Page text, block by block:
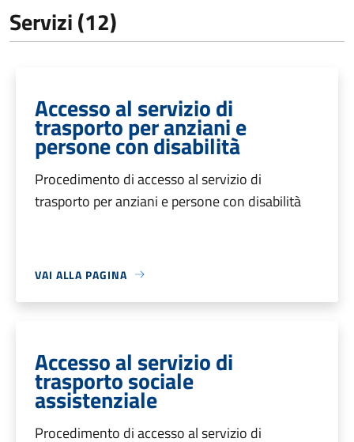
Servizi (12)
Accesso al servizio di
trasporto per anziani e
persone con disabilità
Procedimento di accesso al servizio di
trasporto per anziani e persone con disabilità
VAI ALLA PAGINA
Accesso al servizio di
trasporto sociale
assistenziale
Procedimento di accesso al servizio di